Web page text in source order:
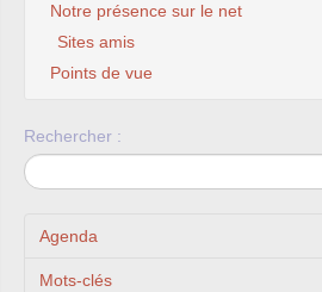
Notre présence sur le net
Sites amis
Points de vue
Rechercher :
Agenda
Mots-clés